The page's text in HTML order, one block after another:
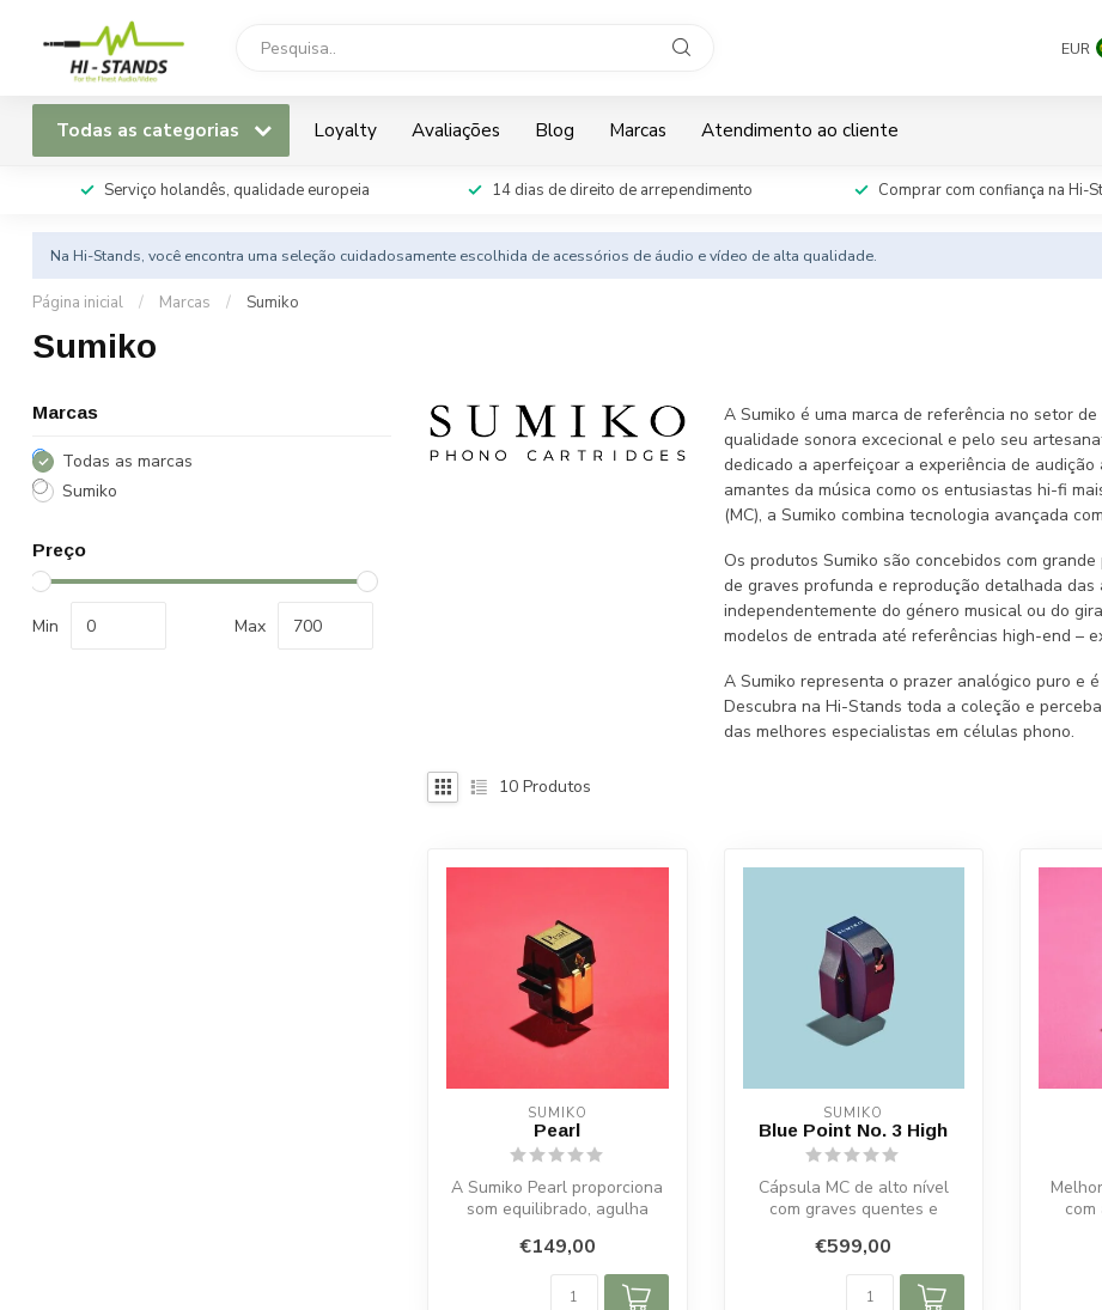
EUR
Todas as categorias Loyalty Avaliações Blog Marcas Atendimento ao cliente
Serviço holandês, qualidade europeia 14 dias de direito de arrependimento Comprar com confiança na Hi-
Na Hi-Stands, você encontra uma seleção cuidadosamente escolhida de acessórios de áudio e vídeo de alta qualidade.
Página inicial / Marcas / Sumiko
Sumiko
Marcas
Todas as marcas
Sumiko
Preço
Min Max
A Sumiko é uma marca de referência no setor
qualidade sonora excecional e pelo seu
dedicado a aperfeiçoar a experiência de
amantes da música como os entusiastas hi-fi
(MC), a Sumiko combina tecnologia avançada
Os produtos Sumiko são concebidos com
de graves profunda e reprodução detalhada
independentemente do género musical ou do
modelos de entrada até referências high-end –
A Sumiko representa o prazer analógico puro e
Descubra na Hi-Stands toda a coleção e
das melhores especialistas em células phono.
10 Produtos
SUMIKO
Pearl
A Sumiko Pearl proporciona
som equilibrado, agulha
€149,00
SUMIKO
Blue Point No. 3 High
Cápsula MC de alto nível
com graves quentes e
aperfeiçoa...
€599,00
com